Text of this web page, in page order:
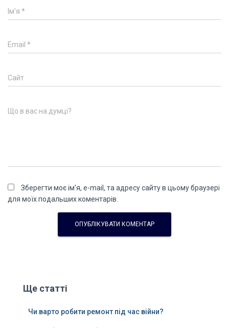
Ім'я *
Email *
Сайт
Що в вас на думці?
Зберегти моє ім'я, e-mail, та адресу сайту в цьому браузері
для моїх подальших коментарів.
Ще статті
Чи варто робити ремонт під час війни?